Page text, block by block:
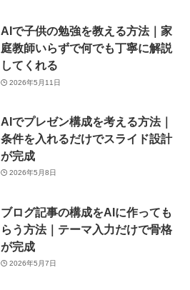
AIで子供の勉強を教える方法｜家
庭教師いらずで何でも丁寧に解説
してくれる
2026年5月11日
AIでプレゼン構成を考える方法｜
条件を入れるだけでスライド設計
が完成
2026年5月8日
ブログ記事の構成をAIに作っても
らう方法｜テーマ入力だけで骨格
が完成
2026年5月7日